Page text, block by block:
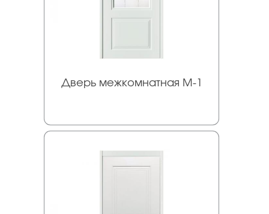
Дверь межкомнатная М-1